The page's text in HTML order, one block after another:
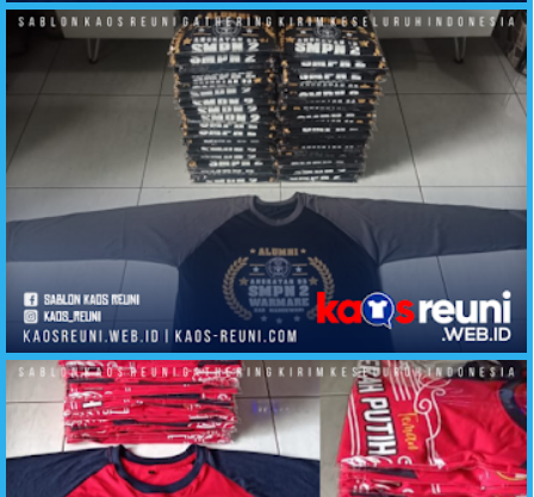
Sablon Kaos Alumni SMP2 Warmare Manokwari